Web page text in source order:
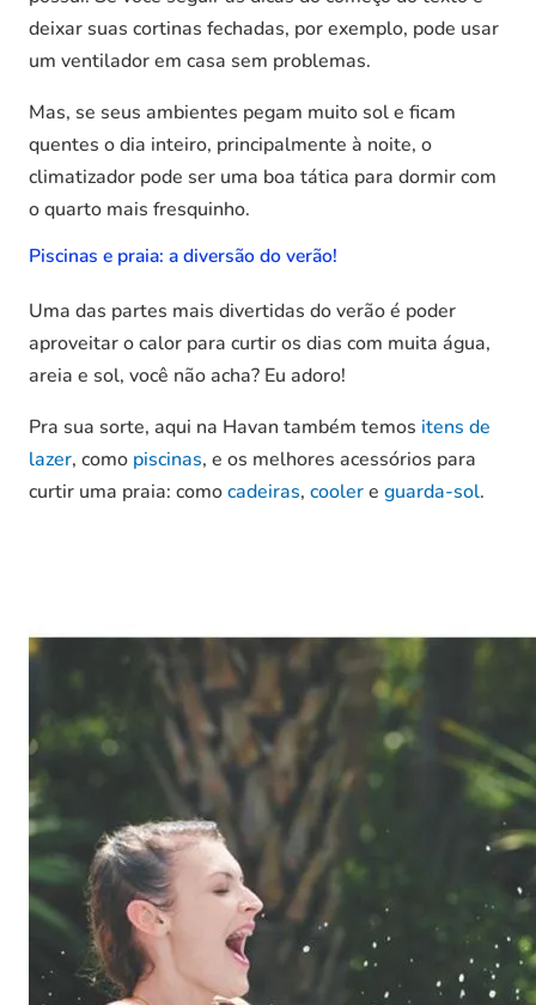
deixar suas cortinas fechadas, por exemplo, pode usar
um ventilador em casa sem problemas.
Mas, se seus ambientes pegam muito sol e ficam
quentes o dia inteiro, principalmente à noite, o
climatizador pode ser uma boa tática para dormir com
o quarto mais fresquinho.
Piscinas e praia: a diversão do verão!
Uma das partes mais divertidas do verão é poder
aproveitar o calor para curtir os dias com muita água,
areia e sol, você não acha? Eu adoro!
Pra sua sorte, aqui na Havan também temos itens de
lazer, como piscinas, e os melhores acessórios para
curtir uma praia: comocadeiras, coolere guarda-sol.